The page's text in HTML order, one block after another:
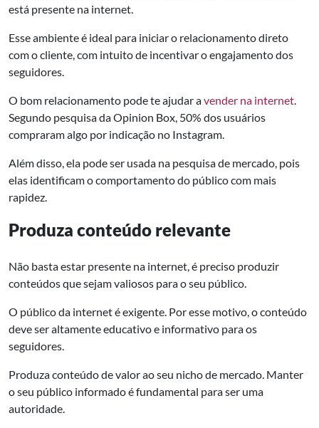
está presente na internet.
Esse ambiente é ideal para iniciar o relacionamento direto
com o cliente, com intuito de incentivar o engajamento dos
seguidores.
O bom relacionamento pode te ajudar avender na internet.
Segundo pesquisa da Opinion Box, 50% dos usuários
compraram algo por indicação no Instagram.
Além disso, ela pode ser usada na pesquisa de mercado, pois
elas identificam o comportamento do público com mais
rapidez.
Produza conteúdo relevante
Não basta estar presente na internet, é preciso produzir
conteúdos que sejam valiosos para o seu público.
O público da internet é exigente. Por esse motivo, o conteúdo
deve ser altamente educativo e informativo para os
seguidores.
Produza conteúdo de valor ao seu nicho de mercado. Manter
o seu público informado é fundamental para ser uma
autoridade.